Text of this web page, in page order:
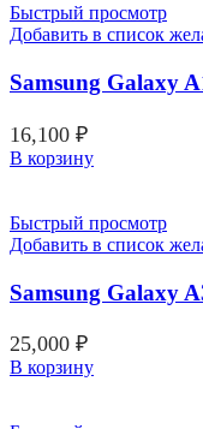
Быстрый просмотр
Добавить в список
Samsung Galaxy
16,100 ₽
В корзину
Быстрый просмотр
Добавить в список
Samsung Galaxy
25,000 ₽
В корзину